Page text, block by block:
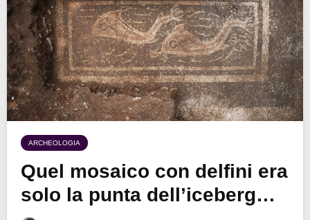
ARCHEOLOGIA
Quel mosaico con delfini era
solo la punta dell’iceberg…